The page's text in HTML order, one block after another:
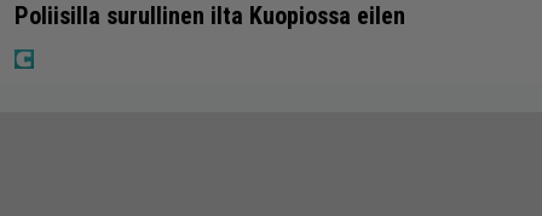
Poliisilla surullinen ilta Kuopiossa eilen